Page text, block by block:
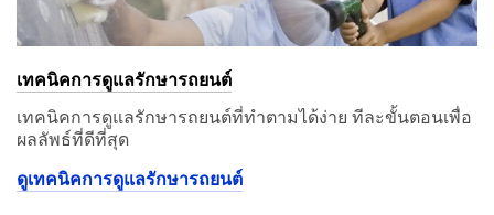
เทคนิคการดูแลรักษารถยนต์
เทคนิคการดูแลรักษารถยนต์ที่ทำตามได้ง่าย ทีละขั้นตอนเพื่อ
ผลลัพธ์ที่ดีที่สุด
ดูเทคนิคการดูแลรักษารถยนต์